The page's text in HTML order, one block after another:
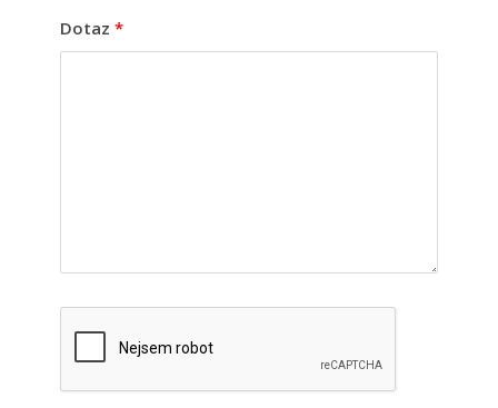
Dotaz *